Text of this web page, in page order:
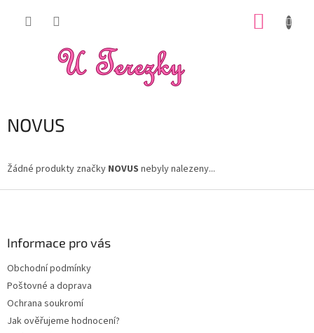
NOVUS
Žádné produkty značky NOVUS nebyly nalezeny...
Informace pro vás
Obchodní podmínky
Poštovné a doprava
Ochrana soukromí
Jak ověřujeme hodnocení?